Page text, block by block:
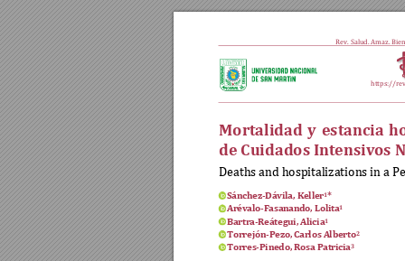
Rev. Salud. Amaz. B
https://
Mortalidad y estancia
de Cuidados Intensivos
Deaths and hospitalizations in a
Sánchez-Dávila, Keller1*
Arévalo-Fasanando, Lolita1
Bartra-Reátegui, Alicia1
Torrejón-Pezo, Carlos Alberto2
Torres-Pinedo, Rosa Patricia3